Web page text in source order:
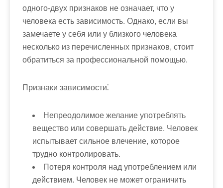
одного-двух признаков не означает, что у
человека есть зависимость. Однако, если вы
замечаете у себя или у близкого человека
несколько из перечисленных признаков, стоит
обратиться за профессиональной помощью.
Признаки зависимости⁚
Непреодолимое желание употреблять
вещество или совершать действие. Человек
испытывает сильное влечение, которое
трудно контролировать.
Потеря контроля над употреблением или
действием. Человек не может ограничить